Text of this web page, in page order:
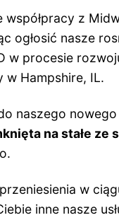
z
ogłosić nasze
w procesie
Hampshire, IL.
naszego
na stałe
w
inne nasze